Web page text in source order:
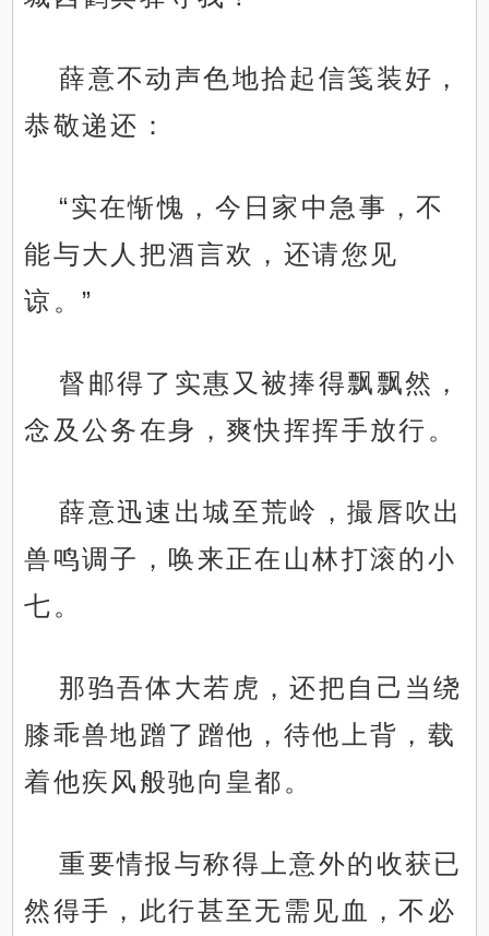
薛意不动声色地拾起信笺装好，
恭敬递还：
“实在惭愧，今日家中急事，不
能与大人把酒言欢，还请您见
谅。”
督邮得了实惠又被捧得飘飘然，
念及公务在身，爽快挥挥手放行。
薛意迅速出城至荒岭，撮唇吹出
兽鸣调子，唤来正在山林打滚的小
七。
那驺吾体大若虎，还把自己当绕
膝乖兽地蹭了蹭他，待他上背，载
着他疾风般驰向皇都。
重要情报与称得上意外的收获已
然得手，此行甚至无需见血，不必